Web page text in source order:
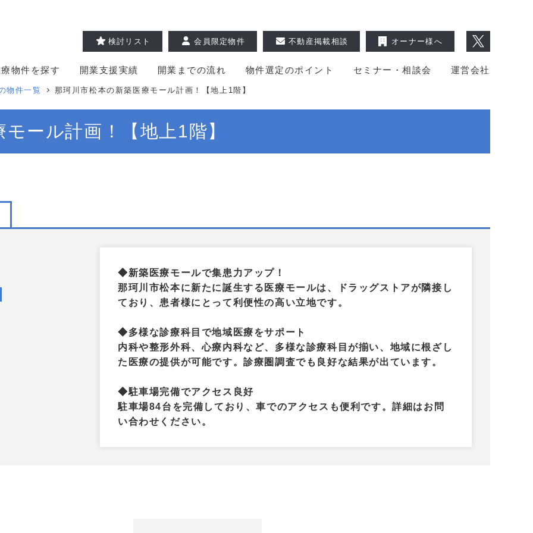
物件を探す 開業支援実績 開業までの流れ 物件選定のポイント セミナー・相談会 運営会社
検討リスト 会員限定物件 不動産掲載相談 オーナー様へ
物件一覧 那珂川市松本の新築医療モール計画！【地上1階】
ール計画！【地上1階】
◆新築医療モールで集患力アップ！
那珂川市松本に新たに誕生する医療モールは、ドラッグストアが隣接し
ており、患者様にとって利便性の高い立地です。
◆多様な診療科目で地域医療をサポート
内科や整形外科、心療内科など、多様な診療科目が揃い、地域に根ざし
た医療の提供が可能です。診療圏調査でも良好な結果が出ています。
◆駐車場完備でアクセス良好
駐車場84台を完備しており、車でのアクセスも便利です。詳細はお問
い合わせください。